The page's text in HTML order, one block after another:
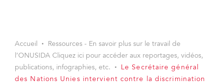
Accueil
Ressources - En savoir plus sur le travail de
l’ONUSIDA Cliquez ici pour accéder aux reportages, vidéos,
publications, infographies, etc.
Le Secrétaire général
des Nations Unies intervient contre la discrimination